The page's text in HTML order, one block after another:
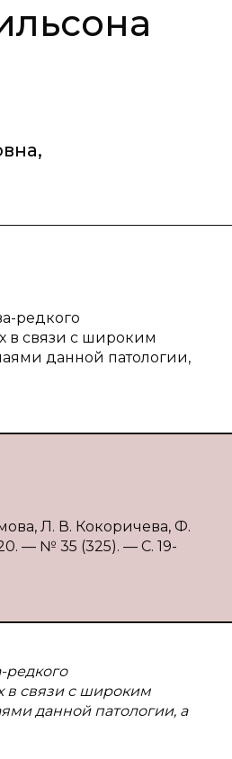
,
редкого
в связи с широким
данной патологии,
Л. В. Кокоричева, Ф.
— № 35 (325). — С. 19-
редкого
в связи с широким
данной патологии, а